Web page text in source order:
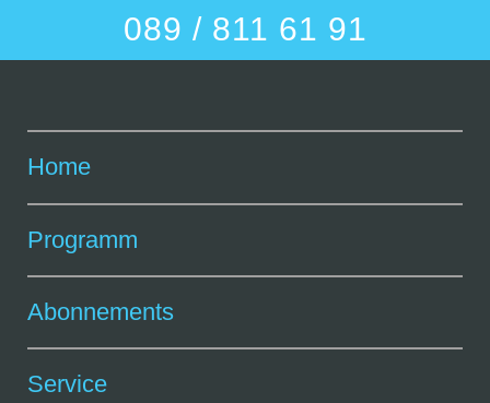
089 / 811 61 91
Home
Programm
Abonnements
Service